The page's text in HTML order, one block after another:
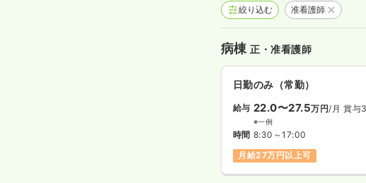
絞り込む 准看護師
病棟正・准看護師
日勤のみ（常勤）
給与 22.0〜27.5万円/月 賞与
※一例
時間 8:30～17:00
月給27万円以上可